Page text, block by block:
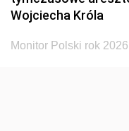
Wojciecha Króla
Monitor Polski rok